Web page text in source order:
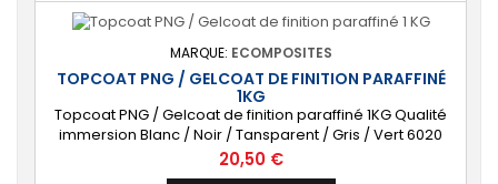
MARQUE: ECOMPOSITES
TOPCOAT PNG / GELCOAT DE FINITION PARAFFINÉ
1KG
Topcoat PNG / Gelcoat de finition paraffiné 1KG Qualité
immersion Blanc / Noir / Tansparent / Gris / Vert 6020
Livré avec Catalyseur (2cl)
Prix
20,50 €